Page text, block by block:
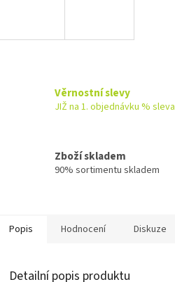
Věrnostní slevy
JIŽ na 1. objednávku % sleva
Zboží skladem
90% sortimentu skladem
Popis Hodnocení Diskuze
Detailní popis produktu